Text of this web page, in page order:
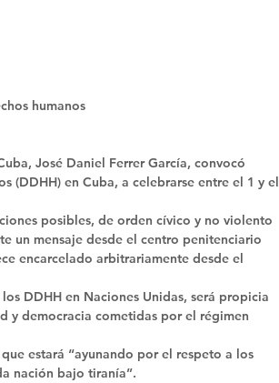
humanos
José Daniel Ferrer García, convocó
(DDHH) en Cuba, a celebrarse entre el 1 y el
posibles, de orden cívico y no violento
un mensaje desde el centro penitenciario
encarcelado arbitrariamente desde el
DDHH en Naciones Unidas, será propicia
y democracia cometidas por el régimen
estará “ayunando por el respeto a los
nación bajo tiranía”.